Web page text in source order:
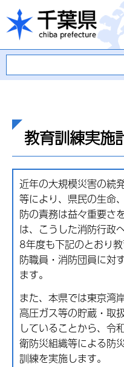
千葉県
教育訓練実施
近年の大規模災害の続
等により、県民の生命
防の責務は益々重要さ
は、こうした消防行政
8年度も下記のとおり
防職員・消防団員に対
ます。
また、本県では東京湾
高圧ガス等の貯蔵・取
していることから、令
衛防災組織等による防
訓練を実施します。